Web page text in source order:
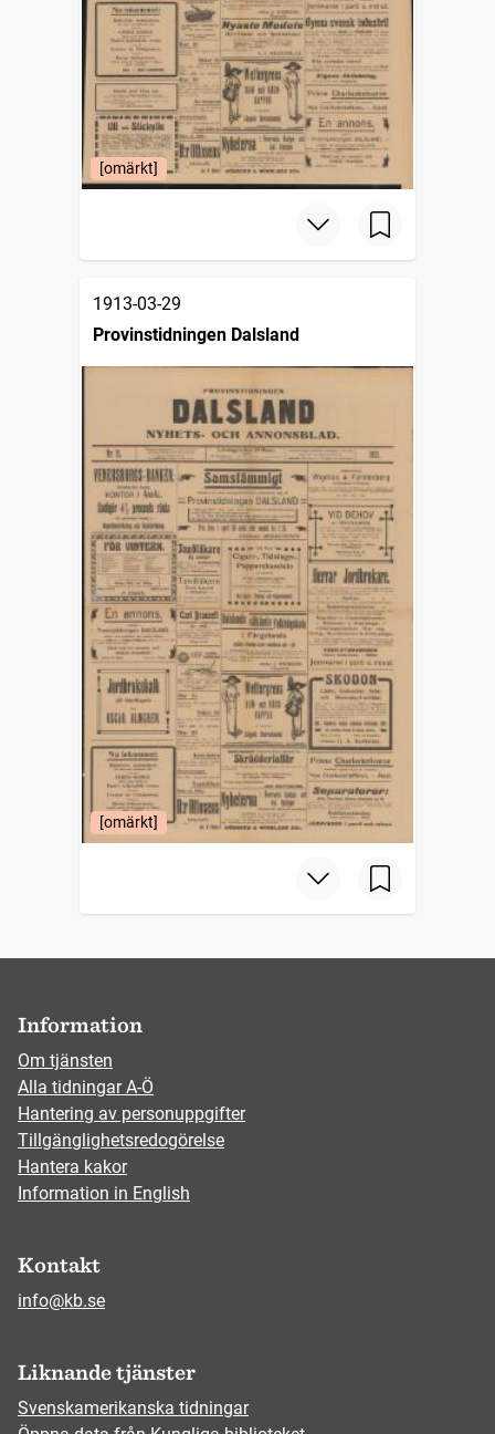
[omärkt]
1913-03-29
Provinstidningen Dalsland
[omärkt]
Information
Om tjänsten
Alla tidningar A-Ö
Hantering av personuppgifter
Tillgänglighetsredogörelse
Hantera kakor
Information in English
Kontakt
info@kb.se
Liknande tjänster
Svenskamerikanska tidningar